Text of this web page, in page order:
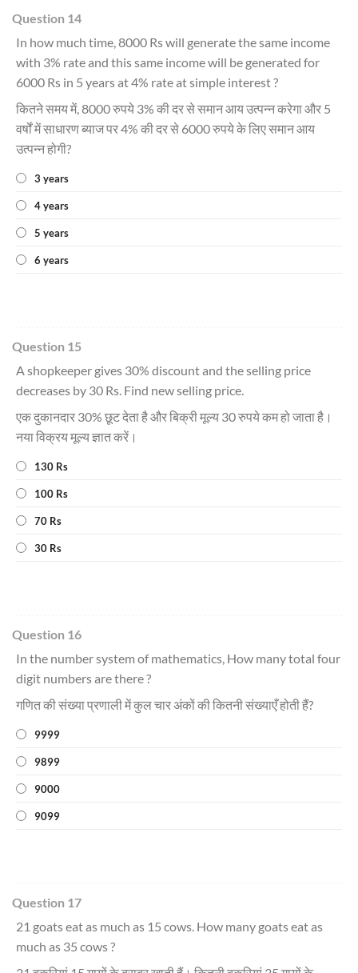
Question 14
In how much time, 8000 Rs will generate the same income
with 3% rate and this same income will be generated for
6000 Rs in 5 years at 4% rate at simple interest ?
कितने समय में, 8000 रुपये 3% की दर से समान आय उत्पन्न करेगा और 5
वर्षों में साधारण ब्याज पर 4% की दर से 6000 रुपये के लिए समान आय
उत्पन्न होगी?
3 years
4 years
5 years
6 years
Question 15
A shopkeeper gives 30% discount and the selling price
decreases by 30 Rs. Find new selling price.
एक दुकानदार 30% छूट देता है और बिक्री मूल्य 30 रुपये कम हो जाता है।
नया विक्रय मूल्य ज्ञात करें।
130 Rs
100 Rs
70 Rs
30 Rs
Question 16
In the number system of mathematics, How many total four
digit numbers are there ?
गणित की संख्या प्रणाली में कुल चार अंकों की कितनी संख्याएँ होती हैं?
9999
9899
9000
9099
Question 17
21 goats eat as much as 15 cows. How many goats eat as
much as 35 cows ?